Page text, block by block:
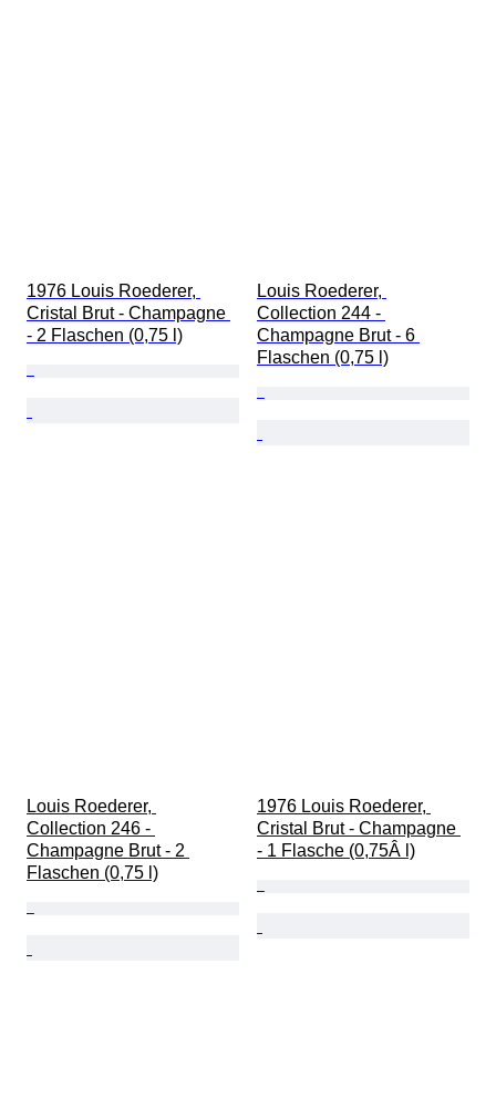
1976 Louis Roederer,
Cristal Brut - Champagne
- 2 Flaschen (0,75 l)
Louis Roederer,
Collection 244 -
Champagne Brut - 6
Flaschen (0,75 l)
Louis Roederer,
Collection 246 -
Champagne Brut - 2
Flaschen (0,75 l)
1976 Louis Roederer,
Cristal Brut - Champagne
- 1 Flasche (0,75Â l)